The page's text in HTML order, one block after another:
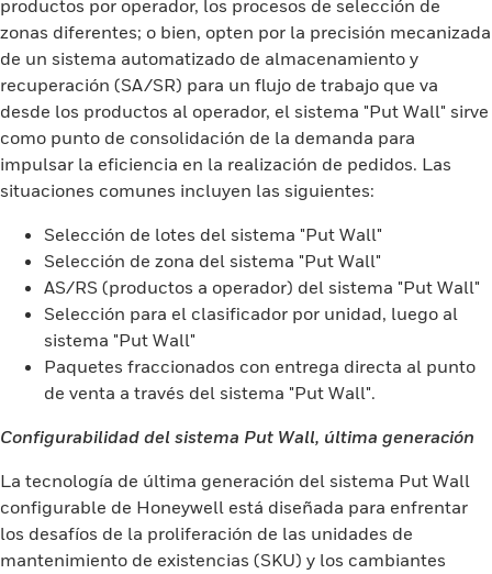
productos por operador, los procesos de selección de
zonas diferentes; o bien, opten por la precisión mecanizada
de un sistema automatizado de almacenamiento y
recuperación (SA/SR) para un flujo de trabajo que va
desde los productos al operador, el sistema "Put Wall" sirve
como punto de consolidación de la demanda para
impulsar la eficiencia en la realización de pedidos. Las
situaciones comunes incluyen las siguientes:
Selección de lotes del sistema "Put Wall"
Selección de zona del sistema "Put Wall"
AS/RS (productos a operador) del sistema "Put Wall"
Selección para el clasificador por unidad, luego al
sistema "Put Wall"
Paquetes fraccionados con entrega directa al punto
de venta a través del sistema "Put Wall".
Configurabilidad del sistema Put Wall, última generación
La tecnología de última generación del sistema Put Wall
configurable de Honeywell está diseñada para enfrentar
los desafíos de la proliferación de las unidades de
mantenimiento de existencias (SKU) y los cambiantes